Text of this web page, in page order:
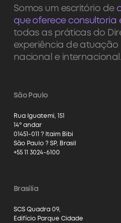
Somos um escritório de
que oferece consultoria
todas as práticas do
experiência de atuação
nacional e internacional.
São Paulo
Rua Iguatemi, 151
14º andar
01451-011 ? Itaim Bibi
São Paulo ? SP, Brasil
+55 11 3024-6100
Brasília
SCS Quadra 09,
Edifício Parque Cidade